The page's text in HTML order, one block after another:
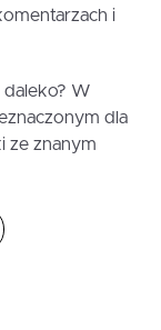
i
daleko? W
dla
ze znanym